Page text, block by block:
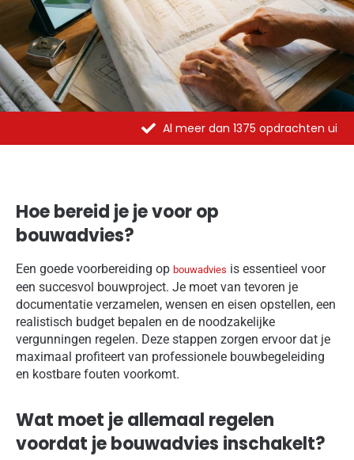
Al meer dan 1375 opdrachten uitgevoerd
Hoe bereid je je voor op
bouwadvies?
Een goede voorbereiding op bouwadvies is essentieel voor
een succesvol bouwproject. Je moet van tevoren je
documentatie verzamelen, wensen en eisen opstellen, een
realistisch budget bepalen en de noodzakelijke
vergunningen regelen. Deze stappen zorgen ervoor dat je
maximaal profiteert van professionele bouwbegeleiding
en kostbare fouten voorkomt.
Wat moet je allemaal regelen
voordat je bouwadvies inschakelt?